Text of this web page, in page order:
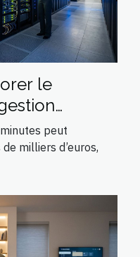
le
?
peut
milliers d’euros,